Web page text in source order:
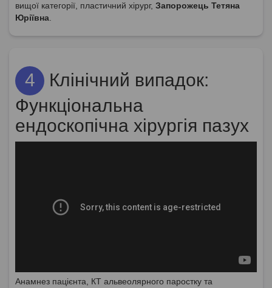
вищої категорії, пластичний хірург, Запорожець Тетяна
Юріївна.
4
Клінічний випадок:
Функціональна
ендоскопічна хірургія пазух
Анамнез пацієнта, КТ альвеолярного паростку та